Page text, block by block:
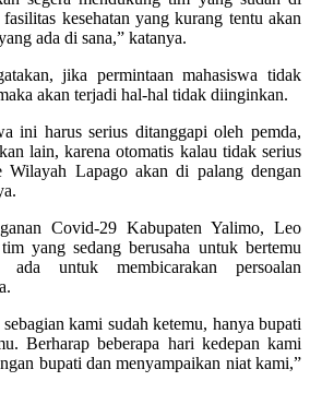
kesehatan yang kurang tentu akan
ada di sana,” katanya.
jika permintaan mahasiswa tidak
akan terjadi hal-hal tidak diinginkan.
ini harus serius ditanggapi oleh pemda,
lain, karena otomatis kalau tidak serius
Wilayah Lapago akan di palang dengan
Covid-29 Kabupaten Yalimo, Leo
yang sedang berusaha untuk bertemu
untuk membicarakan persoalan
kami sudah ketemu, hanya bupati
Berharap beberapa hari kedepan kami
bupati dan menyampaikan niat kami,”